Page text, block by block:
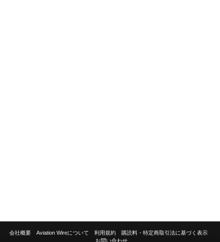
会社概要 Aviation Wireについて 利用規約
購読料・特定商取引法に基づく表示
お問い合わせ